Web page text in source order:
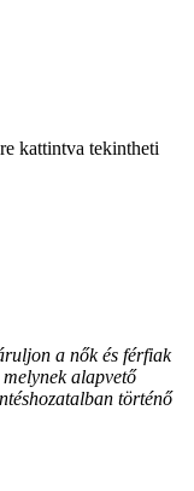
kattintva tekintheti
a nők és férfiak
alapvető
történő